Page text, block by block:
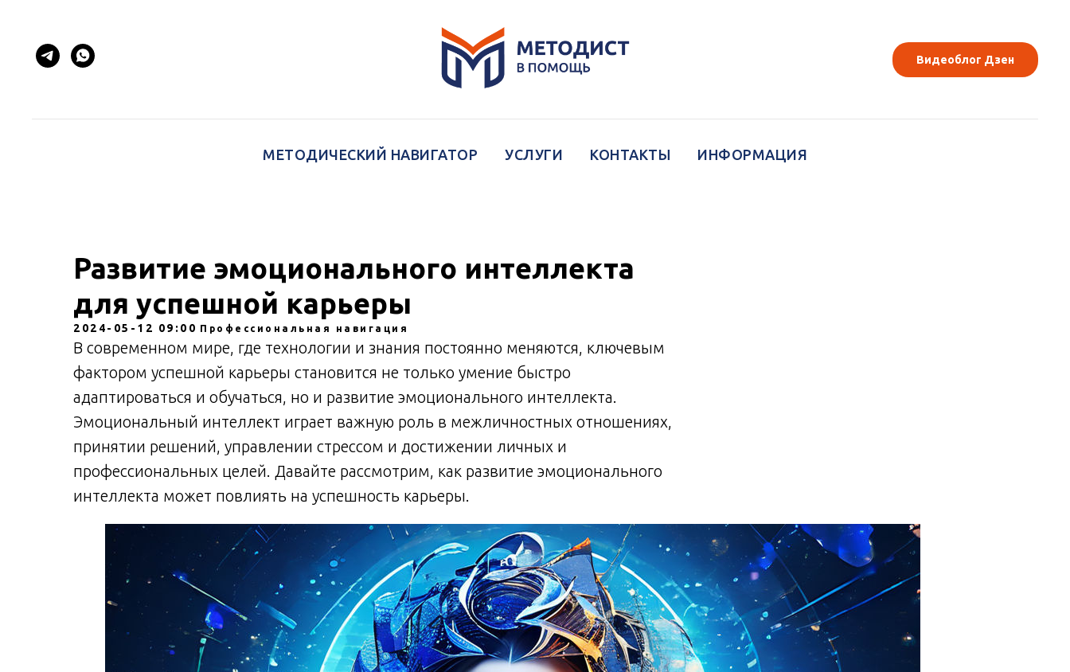
Видеоблог Дзен
МЕТОДИЧЕСКИЙ НАВИГАТОР УСЛУГИ КОНТАКТЫ ИНФОРМАЦИЯ
Развитие эмоционального интеллекта
для успешной карьеры
2024-05-12 09:00 Профессиональная навигация
В современном мире, где технологии и знания постоянно меняются, ключевым
фактором успешной карьеры становится не только умение быстро
адаптироваться и обучаться, но и развитие эмоционального интеллекта.
Эмоциональный интеллект играет важную роль в межличностных отношениях,
принятии решений, управлении стрессом и достижении личных и
профессиональных целей. Давайте рассмотрим, как развитие эмоционального
интеллекта может повлиять на успешность карьеры.